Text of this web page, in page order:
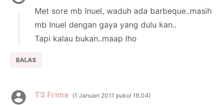
Met sore mb Inuel, waduh ada barbeque..masih
mb Inuel dengan gaya yang dulu kan..
Tapi kalau bukan..maap lho
BALAS
TS Frima 1 Januari 2011 pukul 18.04